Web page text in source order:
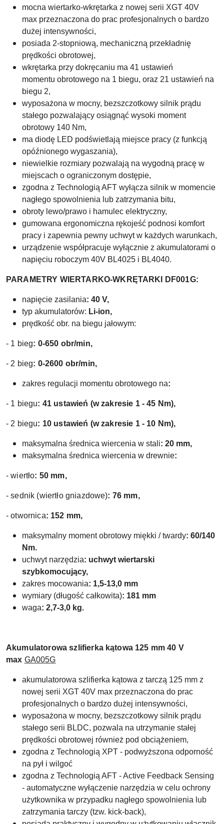
mocna wiertarko-wkrętarka z nowej serii XGT 40V
max przeznaczona do prac profesjonalnych o bardzo
dużej intensywności,
posiada 2-stopniową, mechaniczną przekładnię
prędkości obrotowej,
wkrętarka przy dokręcaniu ma 41 ustawień
momentu obrotowego na 1 biegu, oraz 21 ustawień na
biegu 2,
wyposażona w mocny, bezszczotkowy silnik prądu
stałego pozwalający osiągnąć wysoki moment
obrotowy 140 Nm,
ma diodę LED podświetlają miejsce pracy (z funkcją
opóźnionego wygaszania),
niewielkie rozmiary pozwalają na wygodną pracę w
miejscach o ograniczonym dostępie,
zgodna z Technologią AFT wyłącza silnik w momencie
nagłego spowolnienia lub zatrzymania bitu,
obroty lewo/prawo i hamulec elektryczny,
gumowana ergonomiczna rękojeść podnosi komfort
pracy i zapewnia pewny uchwyt w każdych warunkach,
urządzenie współpracuje wyłącznie z akumulatorami o
napięciu roboczym 40V BL4025 i BL4040.
PARAMETRY WIERTARKO-WKRĘTARKI DF001G:
napięcie zasilania: 40 V,
typ akumulatorów: Li-ion,
prędkość obr. na biegu jałowym:
- 1 bieg: 0-650 obr/min,
- 2 bieg: 0-2600 obr/min,
zakres regulacji momentu obrotowego na:
- 1 biegu: 41 ustawień (w zakresie 1 - 45 Nm),
- 2 biegu: 10 ustawień (w zakresie 1 - 10 Nm),
maksymalna średnica wiercenia w stali: 20 mm,
maksymalna średnica wiercenia w drewnie:
- wiertło: 50 mm,
- sednik (wiertło gniazdowe): 76 mm,
- otwornica: 152 mm,
maksymalny moment obrotowy miękki / twardy: 60/140
Nm.
uchwyt narzędzia: uchwyt wiertarski
szybkomocujący,
zakres mocowania: 1,5-13,0 mm
wymiary (długość całkowita): 181 mm
waga: 2,7-3,0 kg.
Akumulatorowa szlifierka kątowa 125 mm 40 V
max GA005G
akumulatorowa szlifierka kątowa z tarczą 125 mm z
nowej serii XGT 40V max przeznaczona do prac
profesjonalnych o bardzo dużej intensywności,
wyposażona w mocny, bezszczotkowy silnik prądu
stałego serii BLDC, pozwala na utrzymanie stałej
prędkości obrotowej również pod obciążeniem,
zgodna z Technologią XPT - podwyższona odporność
na pył i wilgoć
zgodna z Technologią AFT - Active Feedback Sensing
- automatyczne wyłączenie narzędzia w celu ochrony
użytkownika w przypadku nagłego spowolnienia lub
zatrzymania tarczy (tzw. kick-back),